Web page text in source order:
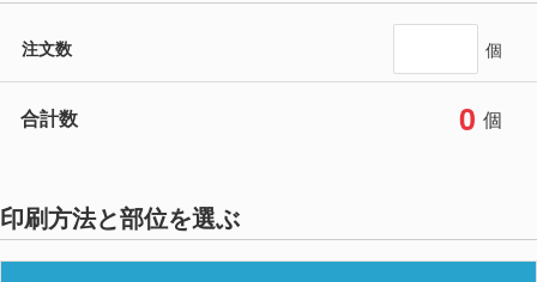
注文数 個
合計数 0 個
印刷方法と部位を選ぶ